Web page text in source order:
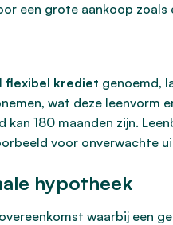
een grote aankoop
flexibel krediet genoemd,
wat deze leenvorm
kan 180 maanden zijn.
voor onverwachte
hypotheek
waarbij een